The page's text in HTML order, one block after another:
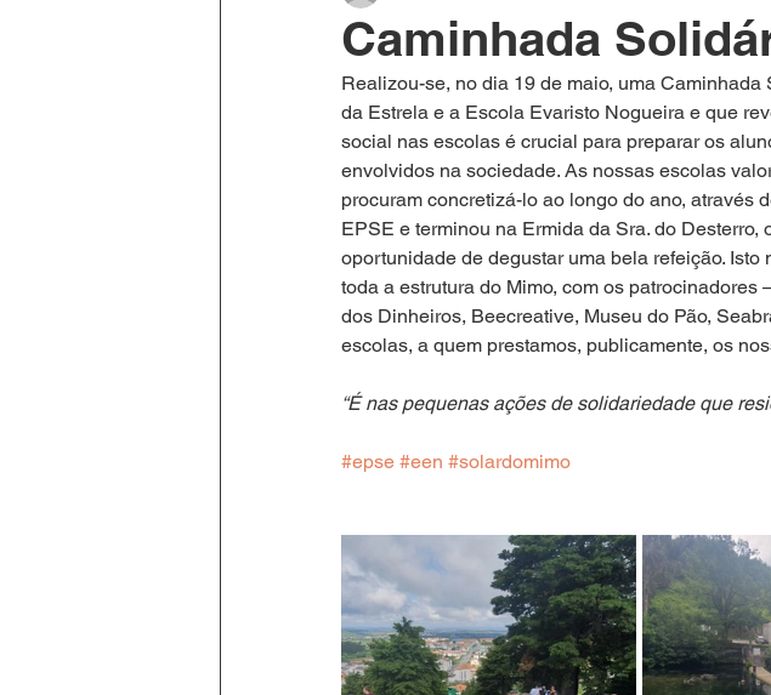
Caminhada
Realizou-se, no dia 19 de maio, uma
da Estrela e a Escola Evaristo Nogueira e que
social nas escolas é crucial para preparar os
envolvidos na sociedade. As nossas escolas
procuram concretizá-lo ao longo do ano, através
EPSE e terminou na Ermida da Sra. do
oportunidade de degustar uma bela refeição.
toda a estrutura do Mimo, com os
dos Dinheiros, Beecreative, Museu do Pão,
escolas, a quem prestamos, publicamente, os
“É nas pequenas ações de solidariedade que
#epse #een #solardomimo